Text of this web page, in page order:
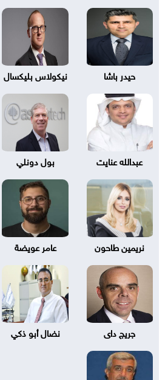
حيدر باشا نيكولاس بليكسال
عبدالله عنايت بول دونلي
نريمين طاحون عامر عويضة
جريج داى نضال أبو ذكي